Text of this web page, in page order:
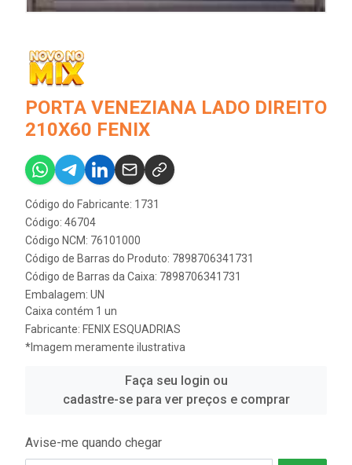
PORTA VENEZIANA LADO DIREITO
210X60 FENIX
Código do Fabricante: 1731
Código: 46704
Código NCM: 76101000
Código de Barras do Produto: 7898706341731
Código de Barras da Caixa: 7898706341731
Embalagem: UN
Caixa contém 1 un
Fabricante: FENIX ESQUADRIAS
*Imagem meramente ilustrativa
Faça seu login ou
cadastre-se para ver preços e comprar
Avise-me quando chegar